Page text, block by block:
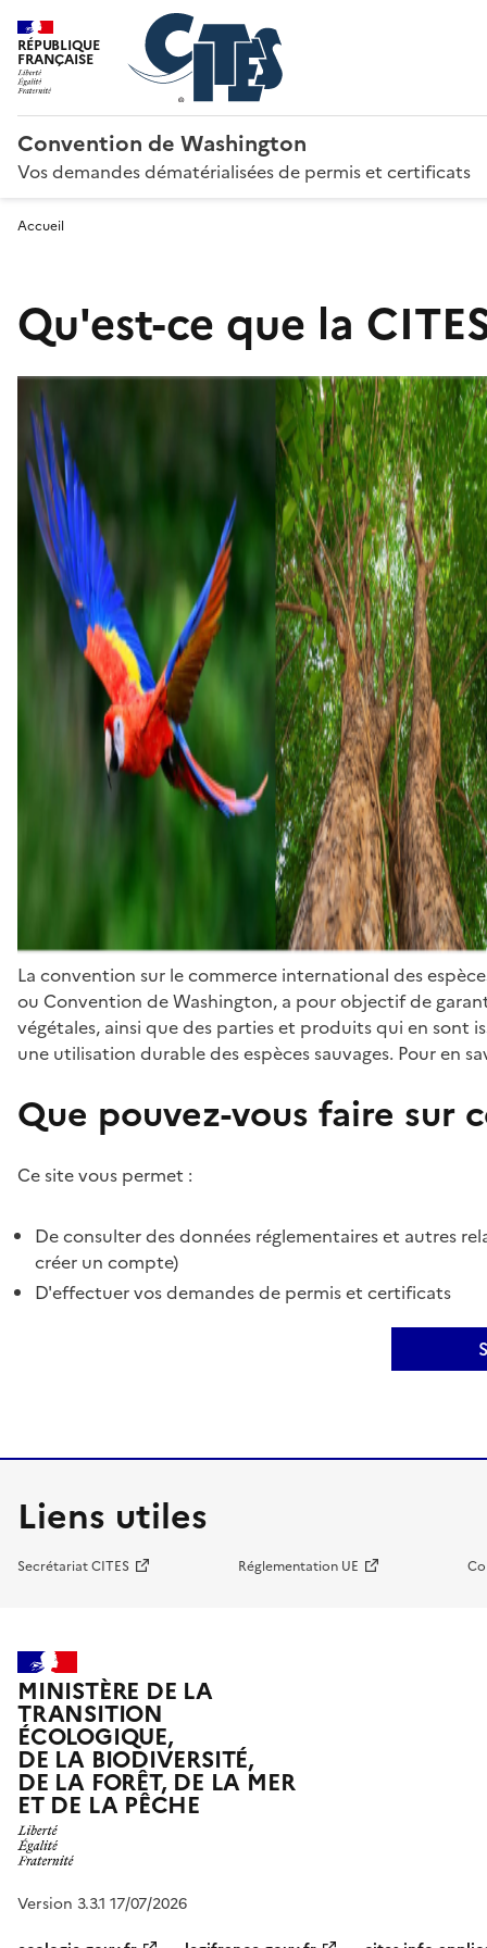
RÉPUBLIQUE
FRANÇAISE
Convention de Washington
Vos demandes dématérialisées de permis et certificats
Accueil
Qu'est-ce que la
La convention sur le commerce international des
ou Convention de Washington, a pour objectif de
végétales, ainsi que des parties et produits qui en sont
une utilisation durable des espèces sauvages. Pour en
Que pouvez-vous faire sur
Ce site vous permet :
De consulter des données réglementaires et autres
créer un compte)
D'effectuer vos demandes de permis et certificats
Liens utiles
Secrétariat CITES Réglementation UE
MINISTÈRE DE LA
TRANSITION
ÉCOLOGIQUE,
DE LA BIODIVERSITÉ,
DE LA FORÊT, DE LA MER
ET DE LA PÊCHE
Version 3.3.1 17/07/2026